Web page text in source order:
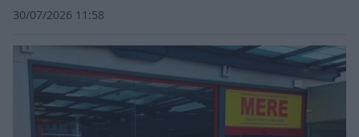
30/07/2026 11:58